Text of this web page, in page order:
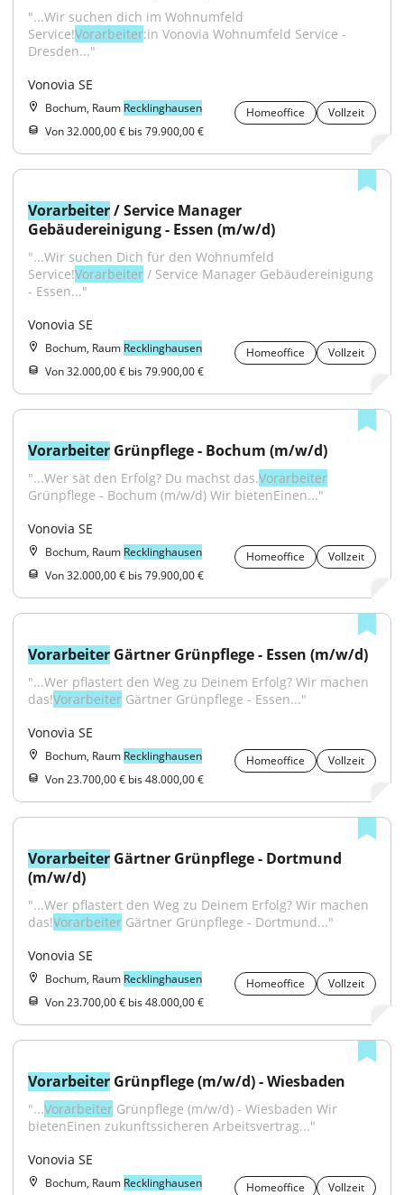
"...Wir suchen dich im Wohnumfeld
Service!Vorarbeiter:in Vonovia Wohnumfeld Service -
Dresden..."
Vonovia SE
Bochum, Raum Recklinghausen Homeoffice
Vollzeit
Von 32.000,00 € bis 79.900,00 €
Vorarbeiter / Service Manager
Gebäudereinigung - Essen (m/w/d)
"...Wir suchen Dich für den Wohnumfeld
Service!Vorarbeiter / Service Manager Gebäudereinigung
- Essen..."
Vonovia SE
Bochum, Raum Recklinghausen Homeoffice
Vollzeit
Von 32.000,00 € bis 79.900,00 €
Vorarbeiter Grünpflege - Bochum (m/w/d)
"...Wer sät den Erfolg? Du machst das.Vorarbeiter
Grünpflege - Bochum (m/w/d) Wir bietenEinen..."
Vonovia SE
Bochum, Raum Recklinghausen Homeoffice
Vollzeit
Von 32.000,00 € bis 79.900,00 €
Vorarbeiter Gärtner Grünpflege - Essen (m/w/d)
"...Wer pflastert den Weg zu Deinem Erfolg? Wir machen
das!Vorarbeiter Gärtner Grünpflege - Essen..."
Vonovia SE
Bochum, Raum Recklinghausen Homeoffice
Vollzeit
Von 23.700,00 € bis 48.000,00 €
Vorarbeiter Gärtner Grünpflege - Dortmund
(m/w/d)
"...Wer pflastert den Weg zu Deinem Erfolg? Wir machen
das!Vorarbeiter Gärtner Grünpflege - Dortmund..."
Vonovia SE
Bochum, Raum Recklinghausen Homeoffice
Vollzeit
Von 23.700,00 € bis 48.000,00 €
Vorarbeiter Grünpflege (m/w/d) - Wiesbaden
"...Vorarbeiter Grünpflege (m/w/d) - Wiesbaden Wir
bietenEinen zukunftssicheren Arbeitsvertrag..."
Vonovia SE
Bochum, Raum Recklinghausen Homeoffice Vollzeit